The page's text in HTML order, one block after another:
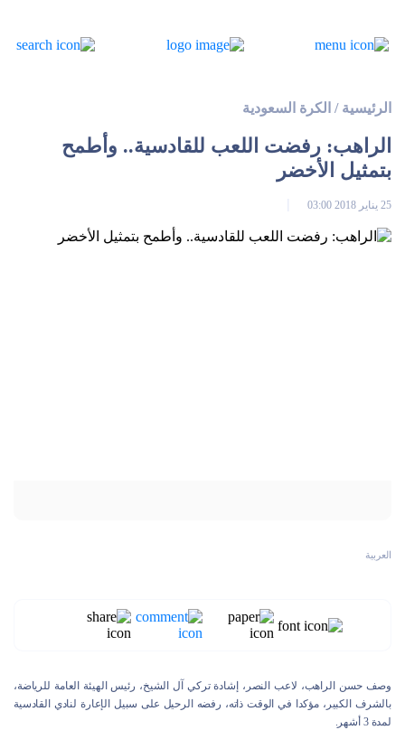
الرئيسية / الكرة السعودية
الراهب: رفضت اللعب للقادسية.. وأطمح
بتمثيل الأخضر
25 يناير 2018 03:00
العربية
وصف حسن الراهب، لاعب النصر، إشادة تركي آل الشيخ، رئيس الهيئة العامة للرياضة،
بالشرف الكبير، مؤكدا في الوقت ذاته، رفضه الرحيل على سبيل الإعارة لنادي القادسية
لمدة 3 أشهر.